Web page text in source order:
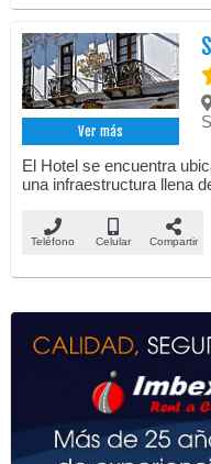
Ver más
El Hotel se encuentra
una infraestructura llena
Teléfono Celular Compartir